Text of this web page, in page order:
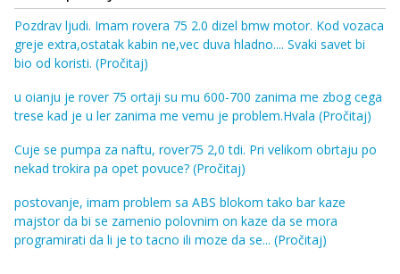
Pozdrav ljudi. Imam rovera 75 2.0 dizel bmw motor. Kod vozaca
greje extra,ostatak kabin ne,vec duva hladno.... Svaki savet bi
bio od koristi. (Pročitaj)
u oianju je rover 75 ortaji su mu 600-700 zanima me zbog cega
trese kad je u ler zanima me vemu je problem.Hvala (Pročitaj)
Cuje se pumpa za naftu, rover75 2,0 tdi. Pri velikom obrtaju po
nekad trokira pa opet povuce? (Pročitaj)
postovanje, imam problem sa ABS blokom tako bar kaze
majstor da bi se zamenio polovnim on kaze da se mora
programirati da li je to tacno ili moze da se... (Pročitaj)